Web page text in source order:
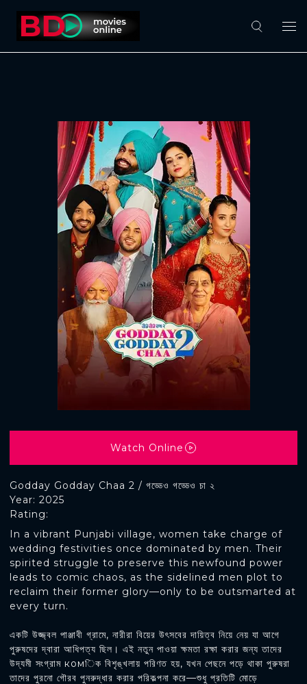
Godday Godday Chaa 2 / গড্ডেও গড্ডেও চা ২
Rating:
Year: 2025
In a vibrant Punjabi village, women take charge of
wedding festivities once dominated by men. Their
spirited struggle to preserve this newfound power
leads to comic chaos, as the sidelined men plot to
reclaim their former glory—only to be outsmarted at
every turn.
একটি উজ্জ্বল পাঞ্জাবী গ্রামে, নারীরা বিয়ের উৎসবের দায়িত্ব নিয়ে নেয় যা আগে
পুরুষদের দ্বারা আধিপত্য ছিল। এই নতুন পাওয়া ক্ষমতা রক্ষা করার জন্য তাদের
উদ্যমী সংগ্রাম комিক বিশৃঙ্খলায় পরিণত হয়, যখন পেছনে পড়ে থাকা পুরুষরা
তাদের পুরনো গৌরব পুনরুদ্ধার করার পরিকল্পনা করে—শুধু প্রতিটি মোড়ে
Watch Online